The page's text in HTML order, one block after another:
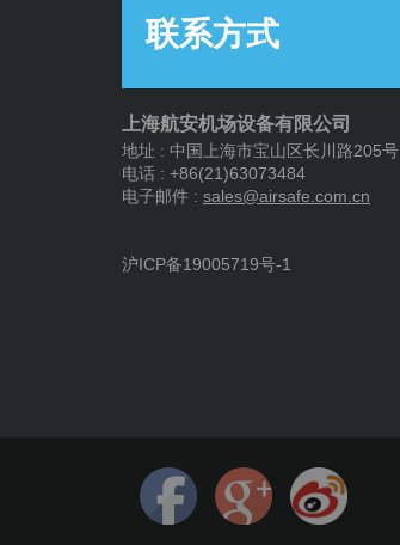
联系方式
上海航安机场设备有限公司
地址 : 中国上海市宝山区长川路205号
电话 : +86(21)63073484
电子邮件 : sales@airsafe.com.cn
沪ICP备19005719号-1